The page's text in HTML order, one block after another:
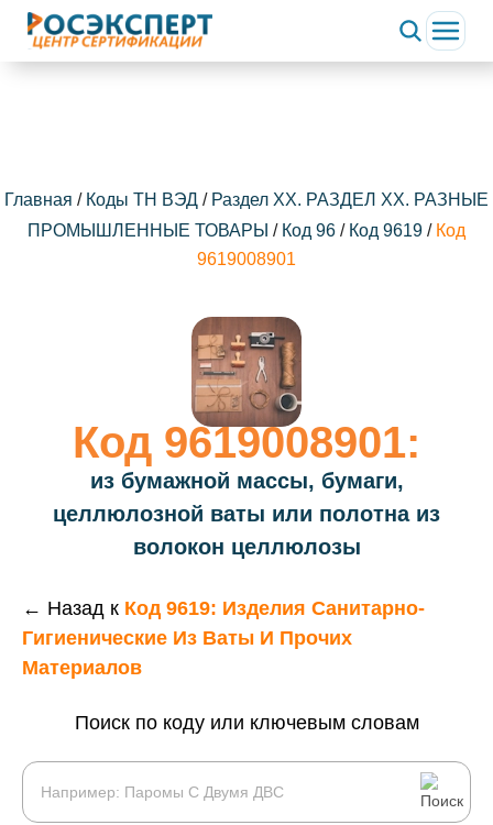
Главная / Коды ТН ВЭД / Раздел XX. РАЗДЕЛ XX. РАЗНЫЕ
ПРОМЫШЛЕННЫЕ ТОВАРЫ / Код 96 / Код 9619 / Код
9619008901
Код 9619008901:
из бумажной массы, бумаги,
целлюлозной ваты или полотна из
волокон целлюлозы
← Назад к Код 9619: Изделия Санитарно-
Гигиенические Из Ваты И Прочих
Материалов
Поиск по коду или ключевым словам